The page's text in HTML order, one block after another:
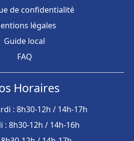
de confidentialité
légales
Guide local
FAQ
Horaires
: 8h30-12h / 14h-17h
: 8h30-12h / 14h-16h